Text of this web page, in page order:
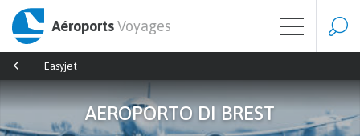
AéroportsVoyages
Easyjet
AEROPORTO DI BREST